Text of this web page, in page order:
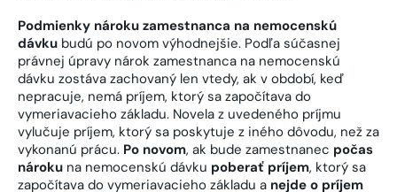
Podmienky nároku zamestnanca na nemocenskú
dávku budú po novom výhodnejšie. Podľa súčasnej
právnej úpravy nárok zamestnanca na nemocenskú
dávku zostáva zachovaný len vtedy, ak v období, keď
nepracuje, nemá príjem, ktorý sa započítava do
vymeriavacieho základu. Novela z uvedeného príjmu
vylučuje príjem, ktorý sa poskytuje z iného dôvodu, než za
vykonanú prácu. Po novom, ak bude zamestnanec počas
nároku na nemocenskú dávku poberať príjem, ktorý sa
započítava do vymeriavacieho základu a nejde o príjem